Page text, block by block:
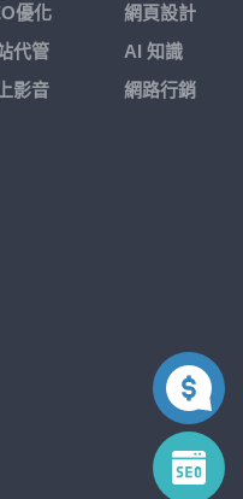
優化
代管
影音
網頁設計
AI 知識
網路行銷